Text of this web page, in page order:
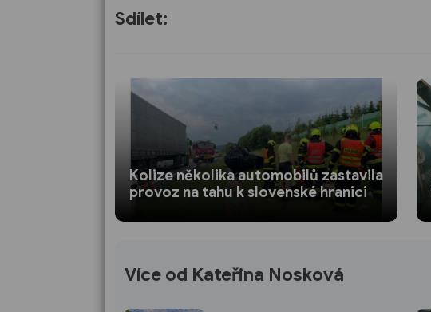
Sdílet:
Kolize několika automobilů zastavila
provoz na tahu k slovenské hranici
Více od Kateřina Nosková